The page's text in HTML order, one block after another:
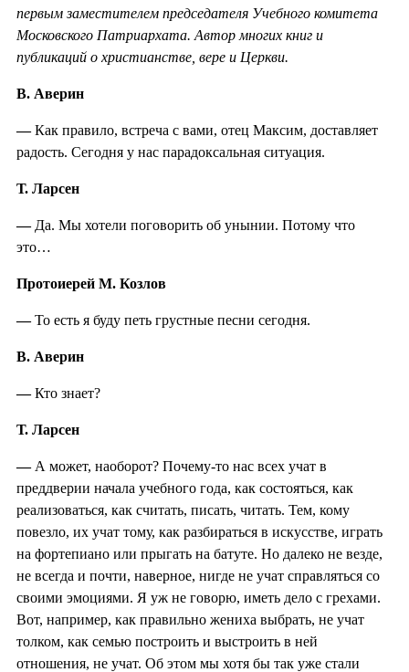
первым заместителем председателя Учебного комитета
Московского Патриархата. Автор многих книг и
публикаций о христианстве, вере и Церкви.
В. Аверин
—Как правило, встреча с вами, отец Максим, доставляет
радость. Сегодня у нас парадоксальная ситуация.
Т. Ларсен
— Да. Мы хотели поговорить об унынии. Потому что
это…
Протоиерей М. Козлов
—То есть я буду петь грустные песни сегодня.
В. Аверин
—Кто знает?
Т. Ларсен
— А может, наоборот? Почему-то нас всех учат в
преддверии начала учебного года, как состояться, как
реализоваться, как считать, писать, читать. Тем, кому
повезло, их учат тому, как разбираться в искусстве, играть
на фортепиано или прыгать на батуте. Но далеко не везде,
не всегда и почти, наверное, нигде не учат справляться со
своими эмоциями. Я уж не говорю, иметь дело с грехами.
Вот, например, как правильно жениха выбрать, не учат
толком, как семью построить и выстроить в ней
отношения, не учат. Об этом мы хотя бы так уже стали